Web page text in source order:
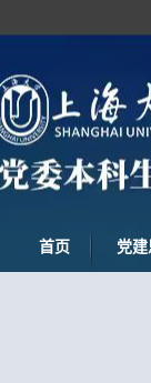
首页 党